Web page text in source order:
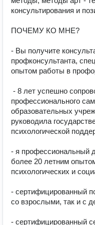
консультирования​ и
ПОЧЕМУ КО МНЕ?
- Вы получите​
профконсультанта,
опытом работы в
- 8 лет успешно
профессионального
образовательных
руководила
психологической
- я​ профессиональный
более 20 летним
психологических и
- сертифицированный
со взрослыми, так и с
- сертифицированный